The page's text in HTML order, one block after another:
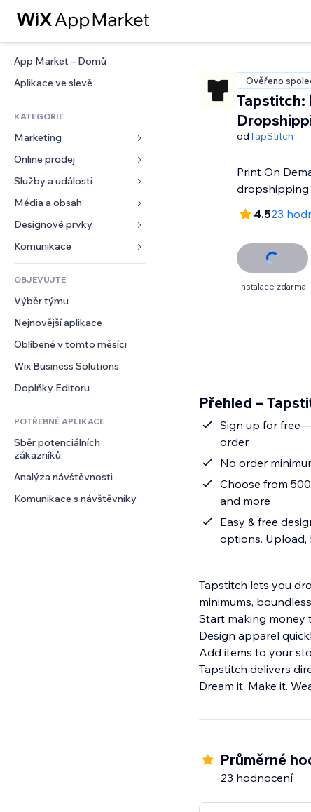
App Market – Domů
Aplikace ve slevě
KATEGORIE
Marketing
Reklamy
Mobilní zařízení
Analytika
Výpisy webu
E‑mail
Online prodej
Aplikace pro obchody
Doprava a doručení
Tlačítka pro prodej
Účetnictví
Kupóny a věrnostní programy
Skladování
Jídlo a nápoje
Služby a události
Ubytování
Události
Restaurace
Nemovitosti
Rezervace
Média a obsah
Galerie
Hudba
Podcasty
Fotografie
Video
PDF
Sdílení souborů
Novinky
Designové prvky
Mapy a navigace
Soukromí a bezpečnost
Hodiny
Šablony stránek
Efekty pro obrázky
Tlačítka a nabídky
Bannery a odznaky
Kalkulačky
Vyhledávání
Počasí
Tabulky a grafy
Formuláře
Ankety
Chat
Komentáře
Telefon
Komunita
Reference a recenze
CRM
OBJEVUJTE
Výběr týmu
Nejnovější aplikace
Oblíbené v tomto měsíci
Wix Business Solutions
Doplňky Editoru
POTŘEBNÉ APLIKACE
Sběr potenciálních
zákazníků
Analýza návštěvnosti
Komunikace s návštěvníky
Ověřeno
Tapstitch:
odTapStitch
Print On
dropshipping
4.523
Instalace zdarma
Přehled –
Sign up for
order.
No order
Choose from 500+
and more
Easy & free
options. Upload,
Tapstitch lets you
minimums,
Start making money
Design apparel
Add items to your
Tapstitch delivers
Dream it. Make it.
Průměrné
23 hodnocení